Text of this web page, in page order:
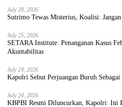
July 28, 2026
Sutrimo Tewas Misterius, Koalisi:
July 25, 2026
SETARA Institute: Penanganan Kasus
Akuntabilitas
July 24, 2026
Kapolri Sebut Perjuangan Buruh
July 24, 2026
KBPBI Resmi Diluncurkan, Kapolri: Ini